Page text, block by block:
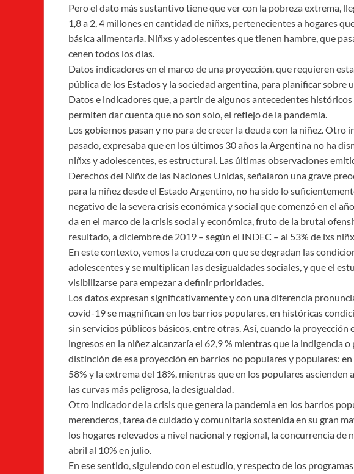
Pero el dato más sustantivo tiene que ver con la pobreza extrema,
1,8 a 2, 4 millones en cantidad de niñxs, pertenecientes a hogares
básica alimentaria. Niñxs y adolescentes que tienen hambre, que
cenen todos los días.
Datos indicadores en el marco de una proyección, que requieren
pública de los Estados y la sociedad argentina, para planificar
Datos e indicadores que, a partir de algunos antecedentes
permiten dar cuenta que no son solo, el reflejo de la pandemia.
Los gobiernos pasan y no para de crecer la deuda con la niñez. Otro
pasado, expresaba que en los últimos 30 años la Argentina no ha
niñxs y adolescentes, es estructural. Las últimas observaciones
Derechos del Niñx de las Naciones Unidas, señalaron una grave
para la niñez desde el Estado Argentino, no ha sido lo
negativo de la severa crisis económica y social que comenzó en el
da en el marco de la crisis social y económica, fruto de la brutal
resultado, a diciembre de 2019 – según el INDEC – al 53% de lxs
En este contexto, vemos la crudeza con que se degradan las
adolescentes y se multiplican las desigualdades sociales, y que el
visibilizarse para empezar a definir prioridades.
Los datos expresan significativamente y con una diferencia
covid-19 se magnifican en los barrios populares, en históricas
sin servicios públicos básicos, entre otras. Así, cuando la
ingresos en la niñez alcanzaría el 62,9 % mientras que la indigencia
distinción de esa proyección en barrios no populares y populares:
58% y la extrema del 18%, mientras que en los populares ascienden
las curvas más peligrosa, la desigualdad.
Otro indicador de la crisis que genera la pandemia en los barrios
merenderos, tarea de cuidado y comunitaria sostenida en su gran
los hogares relevados a nivel nacional y regional, la concurrencia de
abril al 10% en julio.
En ese sentido, siguiendo con el estudio, y respecto de los